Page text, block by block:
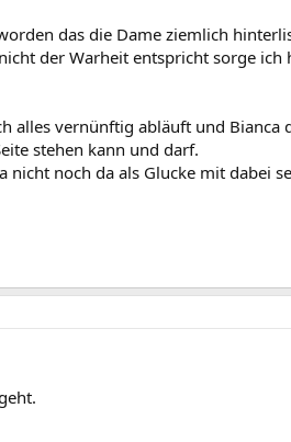
das die Dame ziemlich
der Warheit entspricht sorge
vernünftig abläuft und Bianca
stehen kann und darf.
nicht noch da als Glucke mit dabei